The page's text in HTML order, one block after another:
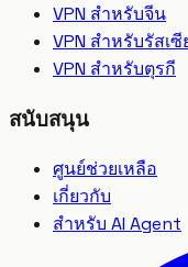
VPN สำหรับจีน
VPN สำหรับรัสเซี
VPN สำหรับตุรกี
สนับสนุน
ศูนย์ช่วยเหลือ
เกี่ยวกับ
สำหรับ AI Agent